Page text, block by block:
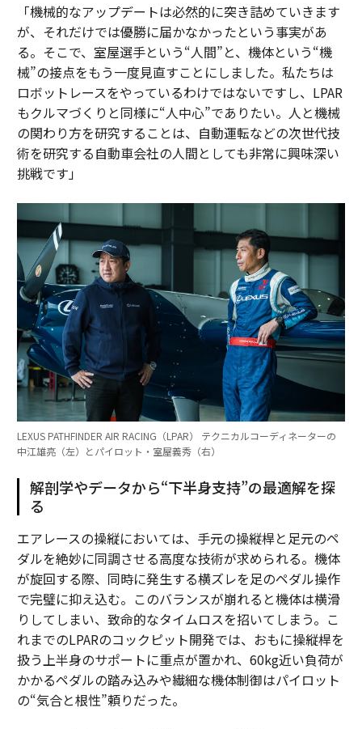
「機械的なアップデートは必然的に突き詰めていきます
が、それだけでは優勝に届かなかったという事実があ
る。そこで、室屋選手という“人間”と、機体という“機
械”の接点をもう一度見直すことにしました。私たちは
ロボットレースをやっているわけではないですし、LPAR
もクルマづくりと同様に“人中心”でありたい。人と機械
の関わり方を研究することは、自動運転などの次世代技
術を研究する自動車会社の人間としても非常に興味深い
挑戦です」
LEXUS PATHFINDER AIR RACING（LPAR） テクニカルコーディネーターの
中江雄亮（左）とパイロット・室屋義秀（右）
解剖学やデータから“下半身支持”の最適解を探
る
エアレースの操縦においては、手元の操縦桿と足元のペ
ダルを絶妙に同調させる高度な技術が求められる。機体
が旋回する際、同時に発生する横ズレを足のペダル操作
で完璧に抑え込む。このバランスが崩れると機体は横滑
りしてしまい、致命的なタイムロスを招いてしまう。こ
れまでのLPARのコックピット開発では、おもに操縦桿を
扱う上半身のサポートに重点が置かれ、60kg近い負荷が
かかるペダルの踏み込みや繊細な機体制御はパイロット
の“気合と根性”頼りだった。